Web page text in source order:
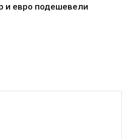
и евро подешевели